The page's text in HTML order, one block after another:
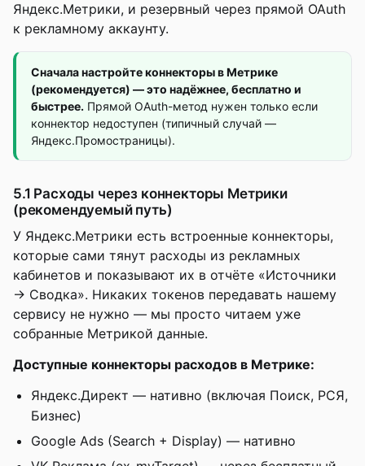
Яндекс.Метрики, и резервный через прямой OAuth
к рекламному аккаунту.
Сначала настройте коннекторы в Метрике
(рекомендуется) — это надёжнее, бесплатно и
быстрее. Прямой OAuth-метод нужен только если
коннектор недоступен (типичный случай —
Яндекс.Промостраницы).
5.1 Расходы через коннекторы Метрики
(рекомендуемый путь)
У Яндекс.Метрики есть встроенные коннекторы,
которые сами тянут расходы из рекламных
кабинетов и показывают их в отчёте «Источники
→ Сводка». Никаких токенов передавать нашему
сервису не нужно — мы просто читаем уже
собранные Метрикой данные.
Доступные коннекторы расходов в Метрике:
Яндекс.Директ — нативно (включая Поиск, РСЯ,
Бизнес)
Google Ads (Search + Display) — нативно